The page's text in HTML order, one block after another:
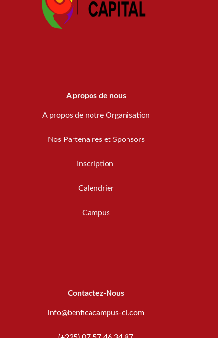
A propos de nous
A propos de notre Organisation
Nos Partenaires et Sponsors
Inscription
Calendrier
Campus
Contactez-Nous
info@benficacampus-ci.com